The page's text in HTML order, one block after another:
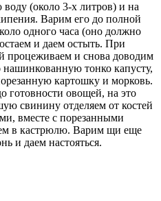
(около 3-х литров) и на
Варим его до полной
одного часа (оно должно
и даем остыть. При
процеживаем и снова доводим
тонко капусту,
картошку и морковь.
готовности овощей, на это
свинину отделяем от костей
вместе с порезанными
в кастрюлю. Варим щи еще
и даем настояться.